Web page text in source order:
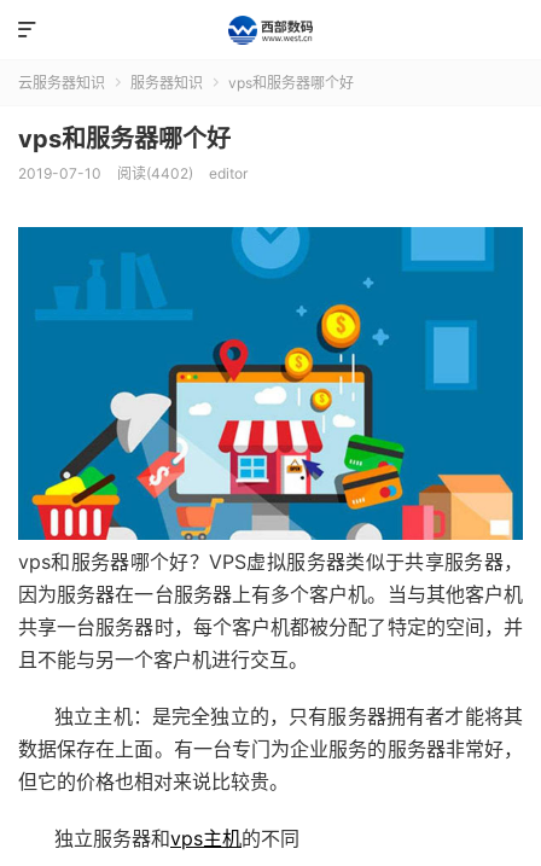

云服务器知识  服务器知识  vps和服务器哪个好
vps和服务器哪个好
2019-07-10 阅读(4402) editor
vps和服务器哪个好？VPS虚拟服务器类似于共享服务器，
因为服务器在一台服务器上有多个客户机。当与其他客户机
共享一台服务器时，每个客户机都被分配了特定的空间，并
且不能与另一个客户机进行交互。
独立主机：是完全独立的，只有服务器拥有者才能将其
数据保存在上面。有一台专门为企业服务的服务器非常好，
但它的价格也相对来说比较贵。
独立服务器和vps主机的不同